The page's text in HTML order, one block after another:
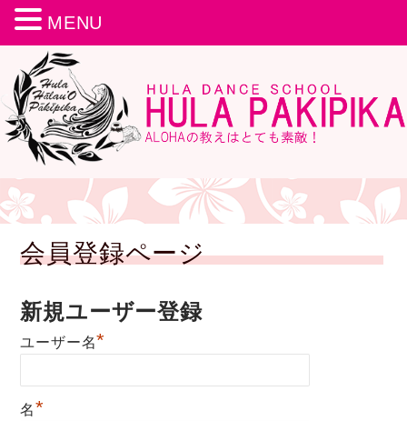
会員登録ページ
新規ユーザー登録
ユーザー名*
名*
MENU